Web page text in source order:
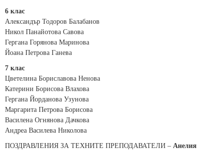
6 клас
Александър Тодоров Балабанов
Никол Панайотова Савова
Гергана Горянова Маринова
Йоана Петрова Ганева
7 клас
Цветелина Бориславова Ненова
Катерини Борисова Влахова
Гергана Йорданова Узунова
Маргарита Петрова Борисова
Василена Огнянова Дачкова
Андреа Василева Николова
ПОЗДРАВЛЕНИЯ ЗА ТЕХНИТЕ ПРЕПОДАВАТЕЛИ – Анелия